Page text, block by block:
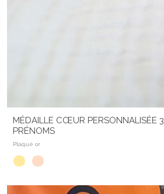
MÉDAILLE CŒUR PERSONNALISÉE 3
PRÉNOMS
Plaqué or